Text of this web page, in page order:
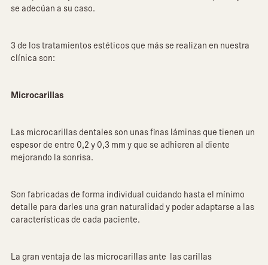
se adecúan a su caso.
3 de los tratamientos estéticos que más se realizan en nuestra
clínica son:
Microcarillas
Las microcarillas dentales son unas finas láminas que tienen un
espesor de entre 0,2 y 0,3 mm y que se adhieren al diente
mejorando la sonrisa.
Son fabricadas de forma individual cuidando hasta el mínimo
detalle para darles una gran naturalidad y poder adaptarse a las
características de cada paciente.
‍La gran ventaja de las microcarillas ante las carillas